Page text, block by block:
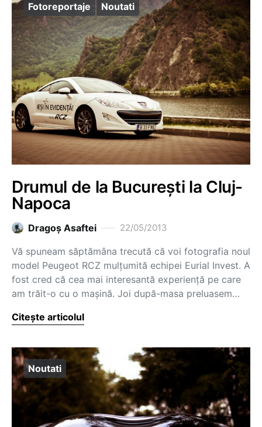
Fotoreportaje Noutati
Drumul de la București la Cluj-
Napoca
Dragoş Asaftei 22/05/2013
Vă spuneam săptămâna trecută că voi fotografia noul
model Peugeot RCZ mulțumită echipei Eurial Invest. A
fost cred că cea mai interesantă experiență pe care
am trăit-o cu o mașină. Joi după-masa preluasem…
Citește articolul
Noutati